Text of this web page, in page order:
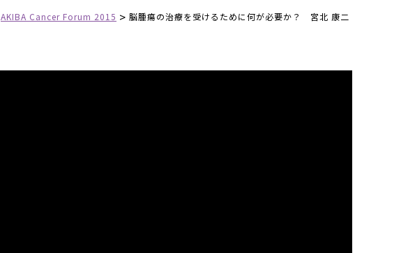
AKIBA Cancer Forum 2015 > 脳腫瘍の治療を受けるために何が必要か？ 宮北 康二